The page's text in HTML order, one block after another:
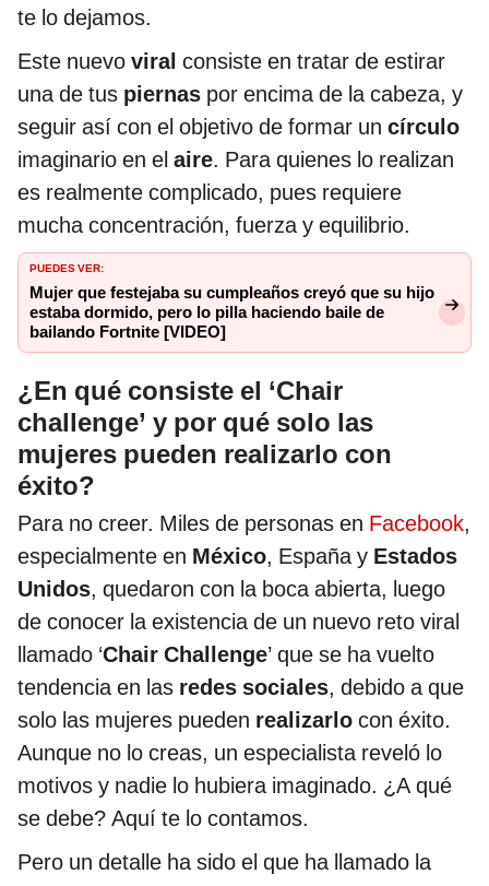
te lo dejamos.
Este nuevo viral consiste en tratar de estirar
una de tus piernas por encima de la cabeza, y
seguir así con el objetivo de formar un círculo
imaginario en el aire. Para quienes lo realizan
es realmente complicado, pues requiere
mucha concentración, fuerza y equilibrio.
PUEDES VER:
Mujer que festejaba su cumpleaños creyó que su hijo
estaba dormido, pero lo pilla haciendo baile de
bailando Fortnite [VIDEO]
¿En qué consiste el ‘Chair
challenge’ y por qué solo las
mujeres pueden realizarlo con
éxito?
Para no creer. Miles de personas en Facebook,
especialmente en México, España y Estados
Unidos, quedaron con la boca abierta, luego
de conocer la existencia de un nuevo reto viral
llamado ‘Chair Challenge’ que se ha vuelto
tendencia en las redes sociales, debido a que
solo las mujeres pueden realizarlo con éxito.
Aunque no lo creas, un especialista reveló lo
motivos y nadie lo hubiera imaginado. ¿A qué
se debe? Aquí te lo contamos.
Pero un detalle ha sido el que ha llamado la